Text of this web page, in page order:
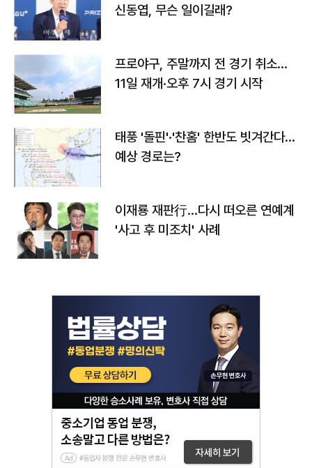
신동엽, 무슨 일이길래?
프로야구, 주말까지 전 경기 취소…
11일 재개·오후 7시 경기 시작
태풍 '돌핀'·'찬홈' 한반도 빗겨간다…
예상 경로는?
이재룡 재판行…다시 떠오른 연예계
'사고 후 미조치' 사례